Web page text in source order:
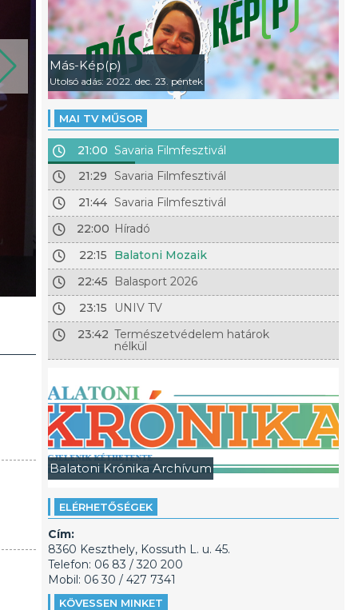
Más-Kép(p)
Utolsó adás: 2022. dec. 23. péntek
MAI TV MŰSOR
21:00 Savaria Filmfesztivál
21:29
Savaria Filmfesztivál
21:44 Savaria Filmfesztivál
22:00 Híradó
22:15
Balatoni Mozaik
22:45
Balasport 2026
23:15
UNIV TV
23:42 Természetvédelem határok
nélkül
Balatoni Krónika Archívum
ELÉRHETŐSÉGEK
Cím:
8360 Keszthely, Kossuth L. u. 45.
Telefon: 06 83 / 320 200
Mobil: 06 30 / 427 7341
KÖVESSEN MINKET